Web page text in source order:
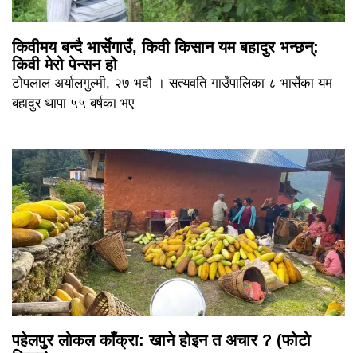
किवीमय बन्दै भार्सेगाउँ, किवी किसान यम बहादुर भन्छन्:
किवी मेरो पेन्सन हो
टोपलाल अर्यालगुल्मी, २७ भदौ । सत्यवति गाउँपालिका ८ भार्सेका यम
बहादुर थापा ५५ बर्षका भए
पहेलपुर लोकल काँक्रा: खाने होइन त अचार ? (फोटो